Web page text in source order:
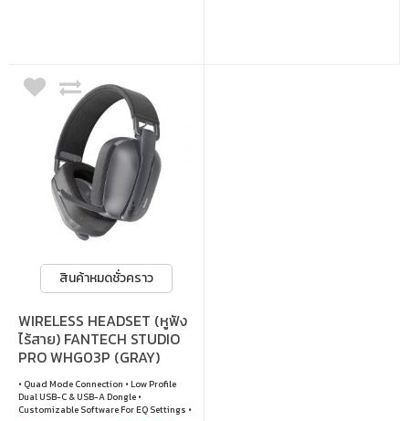
สินค้าหมดชั่วคราว
WIRELESS HEADSET (หูฟัง
ไร้สาย) FANTECH STUDIO
PRO WHG03P (GRAY)
• Quad Mode Connection • Low Profile
Dual USB-C & USB-A Dongle •
Customizable Software For EQ Settings •